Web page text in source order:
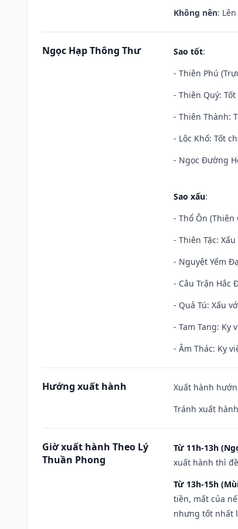
Không nên:
Ngọc Hạp Thông Thư Sao tốt:
- Thiên Phú
- Thiên Quý:
- Thiên Thành:
- Lộc Khố: Tốt
- Ngọc Đường
Sao xấu:
- Thổ Ôn
- Thiên Tặc:
- Nguyệt Yếm
- Câu Trận Hắc
- Quả Tú: Xấu
- Tam Tang: Kỵ
- Âm Thác: Kỵ
Hướng xuất hành
Xuất hành
Tránh xuất
Giờ xuất hành Theo Lý
Thuần Phong
Từ 11h-13h
xuất hành thì
Từ 13h-15h
tiền, mất của
nhưng tốt nhất